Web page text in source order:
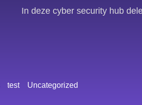
In deze cyber security hub
test Uncategorized